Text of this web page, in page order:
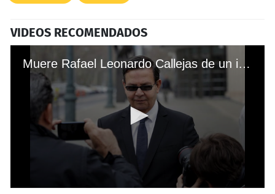
VIDEOS RECOMENDADOS
Muere Rafael Leonardo Callejas de un infarto en Estados Unidos